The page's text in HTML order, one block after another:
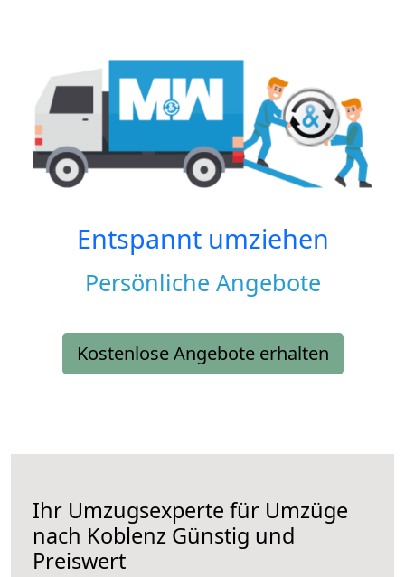
Entspannt umziehen
Persönliche Angebote
Kostenlose Angebote erhalten
Ihr Umzugsexperte für Umzüge
nach Koblenz Günstig und
Preiswert